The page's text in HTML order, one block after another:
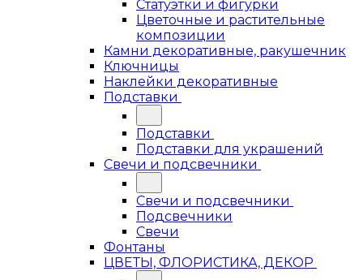
Статуэтки и фигурки
Цветочные и растительные
композиции
Камни декоративные, ракушечник
Ключницы
Наклейки декоративные
Подставки
Подставки
Подставки для украшений
Свечи и подсвечники
Свечи и подсвечники
Подсвечники
Свечи
Фонтаны
ЦВЕТЫ, ФЛОРИСТИКА, ДЕКОР